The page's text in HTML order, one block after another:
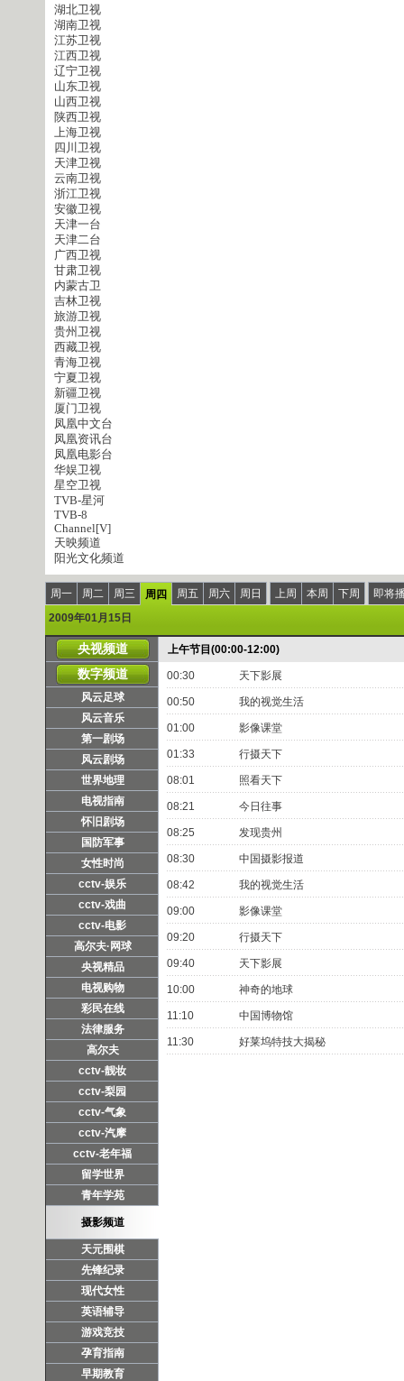
湖北卫视
湖南卫视
江苏卫视
江西卫视
辽宁卫视
山东卫视
山西卫视
陕西卫视
上海卫视
四川卫视
天津卫视
云南卫视
浙江卫视
安徽卫视
天津一台
天津二台
广西卫视
甘肃卫视
内蒙古卫
吉林卫视
旅游卫视
贵州卫视
西藏卫视
青海卫视
宁夏卫视
新疆卫视
厦门卫视
凤凰中文台
凤凰资讯台
凤凰电影台
华娱卫视
星空卫视
TVB-星河
TVB-8
Channel[V]
天映频道
阳光文化频道
周一 周二 周三 周四 周五 周六 周日 上周 本周 下周
即将
2009年01月15日
央视频道
数字频道
风云足球
风云音乐
第一剧场
风云剧场
世界地理
电视指南
怀旧剧场
国防军事
女性时尚
cctv-娱乐
cctv-戏曲
cctv-电影
高尔夫·网球
央视精品
电视购物
彩民在线
法律服务
高尔夫
cctv-靓妆
cctv-梨园
cctv-气象
cctv-汽摩
cctv-老年福
留学世界
青年学苑
摄影频道
天元围棋
先锋纪录
现代女性
英语辅导
游戏竞技
孕育指南
早期教育
上午节目(00:00-12:00)
00:30 天下影展
00:50 我的视觉生活
01:00 影像课堂
01:33 行摄天下
08:01 照看天下
08:21 今日往事
08:25 发现贵州
08:30 中国摄影报道
08:42 我的视觉生活
09:00 影像课堂
09:20 行摄天下
09:40 天下影展
10:00 神奇的地球
11:10 中国博物馆
11:30 好莱坞特技大揭秘